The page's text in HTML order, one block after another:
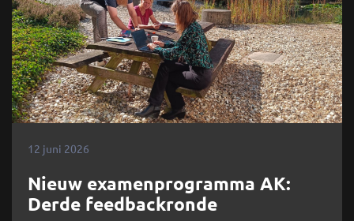
12 juni 2026
Nieuw examenprogramma AK:
Derde feedbackronde